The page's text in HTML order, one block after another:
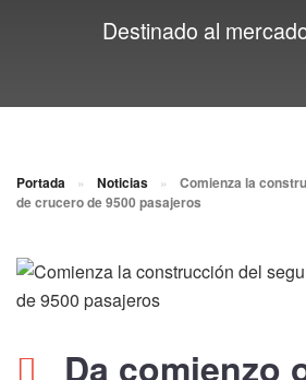
Destinado al
Portada » Noticias »
Comienza la
de crucero de 9500 pasajeros
Da comienzo